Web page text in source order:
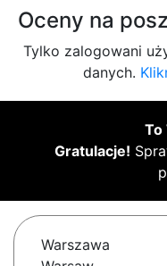
Oceny na
Tylko zalogowani
danych.
To
Gratulacje!
Warszawa